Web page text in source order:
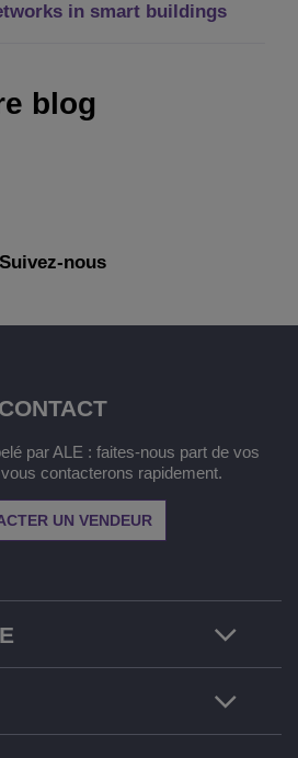
in smart buildings
blog
Suivez-nous
CONTACT
par ALE : faites-nous part de vos
contacterons rapidement.
UN VENDEUR